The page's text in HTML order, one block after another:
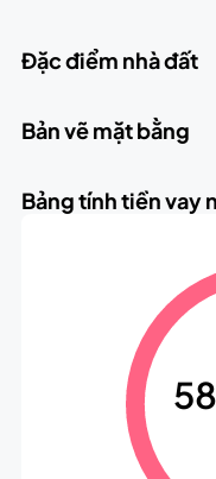
Đặc điểm nhà đất
Bản vẽ mặt bằng
Bảng tính tiền vay